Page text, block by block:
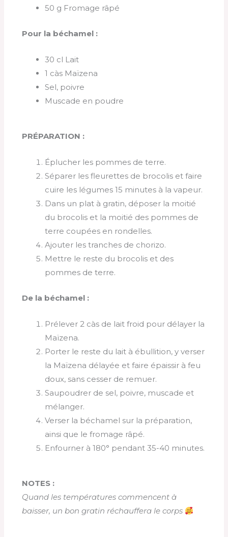
50 g Fromage râpé
Pour la béchamel :
30 cl Lait
1 càs Maïzena
Sel, poivre
Muscade en poudre
PRÉPARATION :
Éplucher les pommes de terre.
Séparer les fleurettes de brocolis et faire
cuire les légumes 15 minutes à la vapeur.
Dans un plat à gratin, déposer la moitié
du brocolis et la moitié des pommes de
terre coupées en rondelles.
Ajouter les tranches de chorizo.
Mettre le reste du brocolis et des
pommes de terre.
De la béchamel :
Prélever 2 càs de lait froid pour délayer la
Maïzena.
Porter le reste du lait à ébullition, y verser
la Maïzena délayée et faire épaissir à feu
doux, sans cesser de remuer.
Saupoudrer de sel, poivre, muscade et
mélanger.
Verser la béchamel sur la préparation,
ainsi que le fromage râpé.
Enfourner à 180° pendant 35-40 minutes.
NOTES :
Quand les températures commencent à
baisser, un bon gratin réchauffera le corps